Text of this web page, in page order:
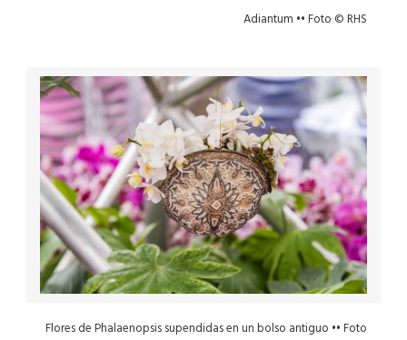
Adiantum •• Foto © RHS
Flores de Phalaenopsis supendidas en un bolso antiguo •• Foto